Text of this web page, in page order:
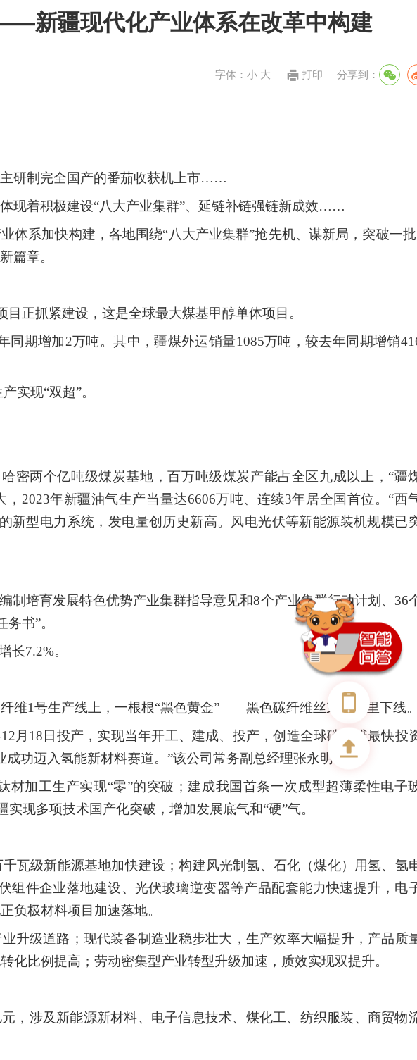
新疆现代化产业体系在改革中构建
字体： 小 大 打印 分享到：
研制完全国产的番茄收获机上市……
现着积极建设“八大产业集群”、延链补链强链新成效……
体系加快构建，各地围绕“八大产业集群”抢先机、谋新局，突破一
篇章。
正抓紧建设，这是全球最大煤基甲醇单体项目。
同期增加2万吨。其中，疆煤外运销量1085万吨，较去年同期增销
实现“双超”。
密两个亿吨级煤炭基地，百万吨级煤炭产能占全区九成以上， “疆
2023年新疆油气生产当量达6606万吨、连续3年居全国首位。“西
新型电力系统，发电量创历史新高。风电光伏等新能源装机规模已
制培育发展特色优势产业集群指导意见和8个产业集群行动计划、36
书”。
长7.2%。
维1号生产线上，一根根“黑色黄金”——黑色碳纤维丝束从这里下线
月18日投产，实现当年开工、建成、投产，创造全球碳纤维最快投
功迈入氢能新材料赛道。”该公司常务副总经理张永明说。
加工生产实现“零”的突破；建成我国首条一次成型超薄柔性电子
现多项技术国产化突破，增加发展底气和“硬”气。
瓦级新能源基地加快建设；构建风光制氢、石化（煤化）用氢、氢
件企业落地建设、光伏玻璃逆变器等产品配套能力快速提升，电
负极材料项目加速落地。
升级道路；现代装备制造业稳步壮大，生产效率大幅提升，产品质
比例提高；劳动密集型产业转型升级加速，质效实现双提升。
，涉及新能源新材料、电子信息技术、煤化工、纺织服装、商贸物